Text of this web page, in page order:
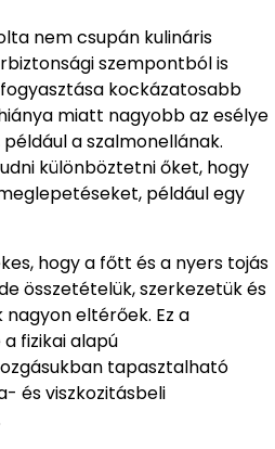
nem csupán kulináris
szempontból is
kockázatosabb
miatt nagyobb az esélye
a szalmonellának.
különböztetni őket, hogy
például egy
hogy a főtt és a nyers tojás
összetételük, szerkezetük és
eltérőek. Ez a
fizikai alapú
tapasztalható
és viszkozitásbeli